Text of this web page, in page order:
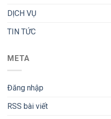
DỊCH VỤ
TIN TỨC
META
Đăng nhập
RSS bài viết